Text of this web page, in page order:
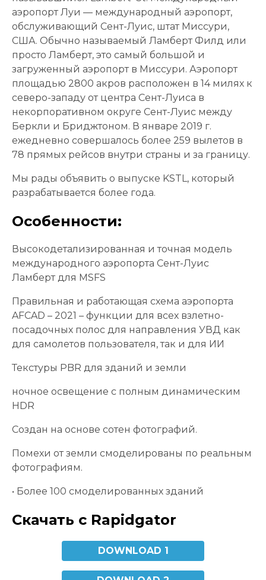
аэропорт Луи — международный аэропорт,
обслуживающий Сент-Луис, штат Миссури,
США. Обычно называемый Ламберт Филд или
просто Ламберт, это самый большой и
загруженный аэропорт в Миссури. Аэропорт
площадью 2800 акров расположен в 14 милях к
северо-западу от центра Сент-Луиса в
некорпоративном округе Сент-Луис между
Беркли и Бриджтоном. В январе 2019 г.
ежедневно совершалось более 259 вылетов в
78 прямых рейсов внутри страны и за границу.
Мы рады объявить о выпуске KSTL, который
разрабатывается более года.
Особенности:
Высокодетализированная и точная модель
международного аэропорта Сент-Луис
Ламберт для MSFS
Правильная и работающая схема аэропорта
AFCAD – 2021 – функции для всех взлетно-
посадочных полос для направления УВД как
для самолетов пользователя, так и для ИИ
Текстуры PBR для зданий и земли
ночное освещение с полным динамическим
HDR
Создан на основе сотен фотографий.
Помехи от земли смоделированы по реальным
фотографиям.
• Более 100 смоделированных зданий
Скачать с Rapidgator
DOWNLOAD 1